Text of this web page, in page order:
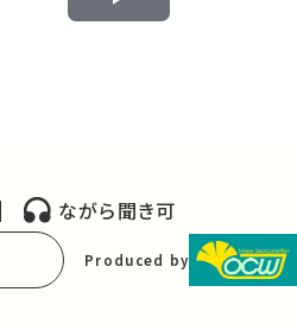
Play
ながら聞き可
Produced by